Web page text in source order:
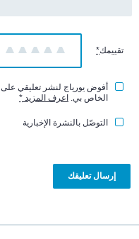
تقييمك*
5 4 3 2 1
أفوض يورياج لنشر تعليقي على
الخاص بي. اعرف المزيد *
التوصّل بالنشرة الإخبارية